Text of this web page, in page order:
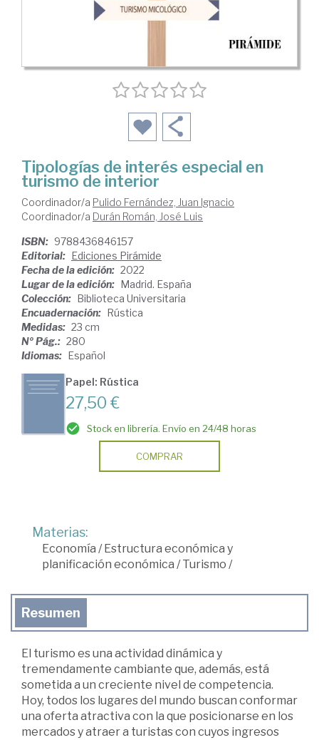
Tipologías de interés especial en
turismo de interior
Coordinador/a Pulido Fernández, Juan Ignacio
Coordinador/a Durán Román, José Luis
ISBN: 9788436846157
Editorial: Ediciones Pirámide
Fecha de la edición: 2022
Lugar de la edición: Madrid. España
Colección: Biblioteca Universitaria
Encuadernación: Rústica
Medidas: 23 cm
Nº Pág.: 280
Idiomas: Español
Papel: Rústica
27,50 €
Stock en librería. Envío en 24/48 horas
COMPRAR
Materias:
Economía /Estructura económica y
planificación económica /Turismo /
Resumen
El turismo es una actividad dinámica y
tremendamente cambiante que, además, está
sometida a un creciente nivel de competencia.
Hoy, todos los lugares del mundo buscan conformar
una oferta atractiva con la que posicionarse en los
mercados y atraer a turistas con cuyos ingresos